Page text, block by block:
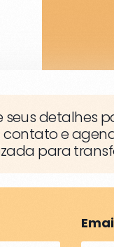
detalhes
contato e
para